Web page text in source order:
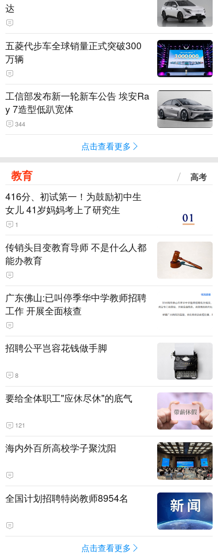
达
五菱代步车全球销量正式突破300
万辆
工信部发布新一轮新车公告 埃安Ra
y 7造型低趴宽体
344
点击查看更多
教育 高考
416分、初试第一！为鼓励初中生
女儿 41岁妈妈考上了研究生
1
传销头目变教育导师 不是什么人都
能办教育
广东佛山:已叫停季华中学教师招聘
工作 开展全面核查
招聘公平岂容花钱做手脚
8
要给全体职工"应休尽休"的底气
121
海内外百所高校学子聚沈阳
全国计划招聘特岗教师8954名
点击查看更多